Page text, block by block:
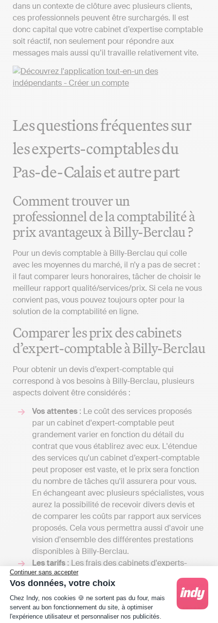
Continuer sans accepter
Vos données, votre choix
Plateforme de Gestion du Consentement :
Chez Indy, nos cookies 🍪 ne sortent pas du four, mais
servent au bon fonctionnement du site, à optimiser
l'expérience utilisateur et personnaliser nos publicités.
dans un contexte de clôture avec plusieurs clients,
ces professionnels peuvent être surchargés. Il est
donc capital que votre cabinet d’expertise comptable
soit réactif, non seulement pour répondre aux
messages mais aussi qu’il travaille relativement vite.
Les questions fréquentes sur
les experts-comptables du
Pas-de-Calais et autre part
Comment trouver un
professionnel de la comptabilité à
prix avantageux à Billy-Berclau ?
Pour un devis comptable à Billy-Berclau qui colle
avec les moyennes du marché, il n’y a pas de secret :
il faut comparer leurs honoraires, tâcher de choisir le
meilleur rapport qualité/services/prix. Si cela ne vous
convient pas, vous pouvez toujours opter pour la
solution de la comptabilité en ligne.
Comparer les prix des cabinets
d’expert-comptable à Billy-Berclau
Pour obtenir un devis d’expert-comptable qui
correspond à vos besoins à Billy-Berclau, plusieurs
aspects doivent être considérés :
Vos attentes : Le coût des services proposés
par un cabinet d'expert-comptable peut
grandement varier en fonction du détail du
contrat que vous établirez avec eux. L'étendue
des services qu'un cabinet d’expert-comptable
peut proposer est vaste, et le prix sera fonction
du nombre de tâches qu'il assurera pour vous.
En échangeant avec plusieurs spécialistes, vous
aurez la possibilité de recevoir divers devis et
de comparer les coûts par rapport aux services
proposés. Cela vous permettra aussi d'avoir une
vision d'ensemble des différentes prestations
disponibles à Billy-Berclau.
Les tarifs : Les frais des cabinets d'experts-
comptables peuvent commencer entre 1000 et
2000 euros par an pour une petite mission
confiée à un comptable indépendant et peuvent
grimper jusqu'à plusieurs milliers d'euros si